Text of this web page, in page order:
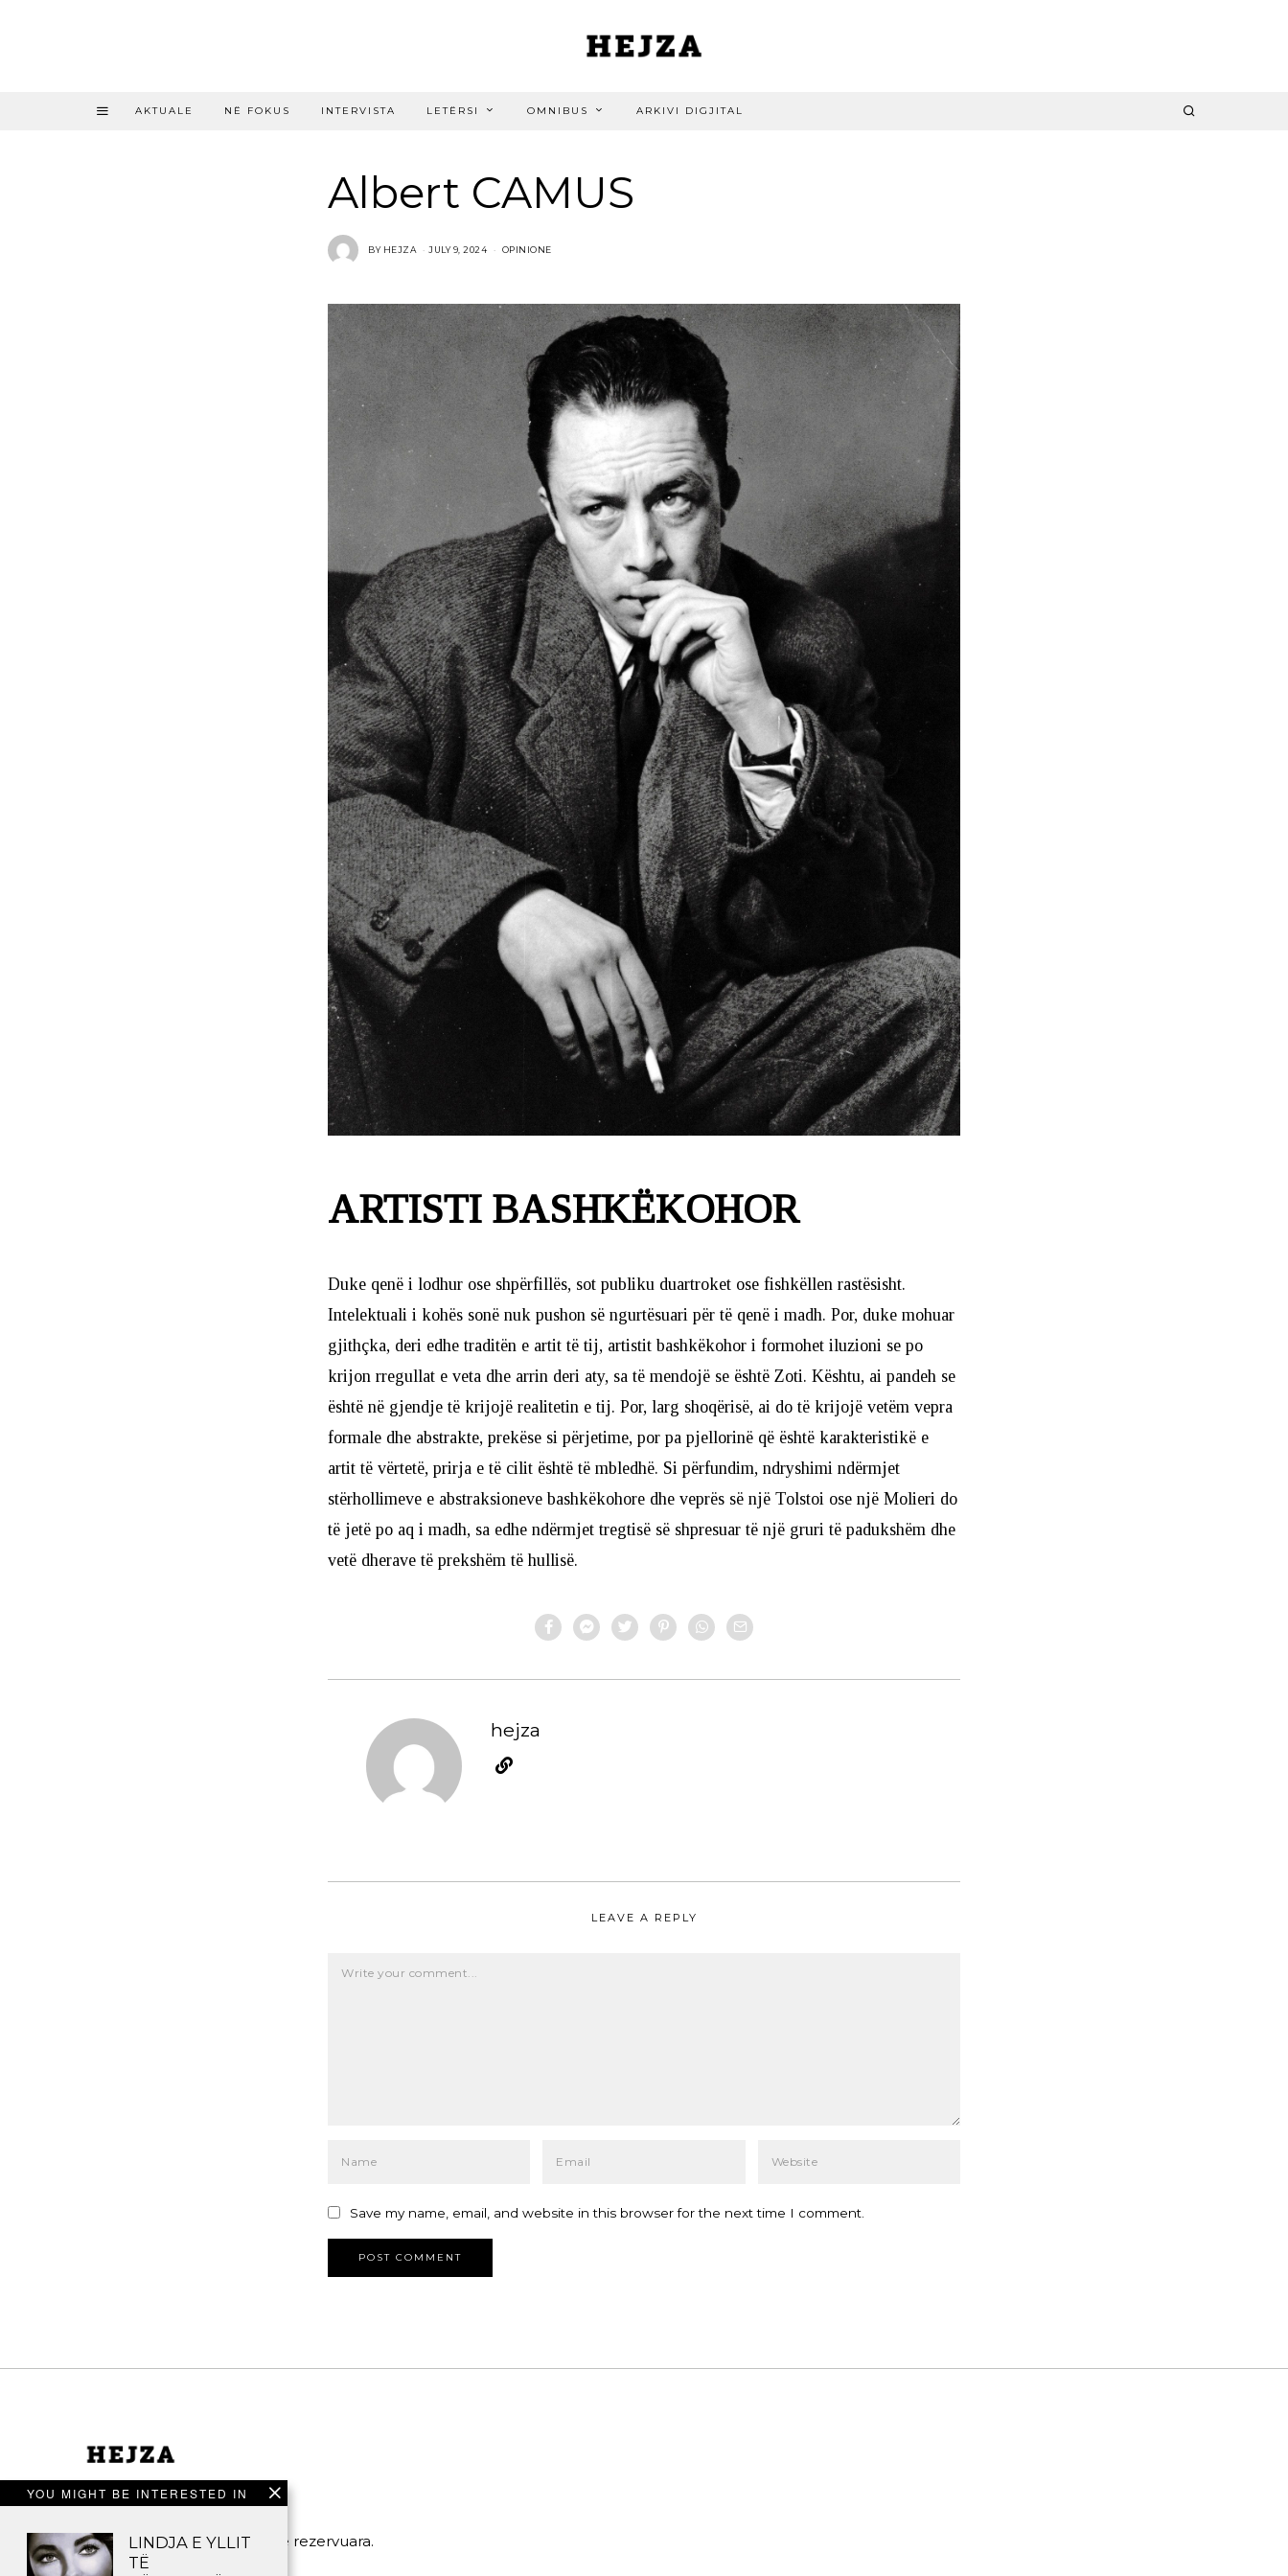
AKTUALE NË FOKUS INTERVISTA LETËRSI OMNIBUS ARKIVI DIGJITAL
Albert CAMUS
BY HEJZA JULY 9, 2024 OPINIONE
ARTISTI BASHKËKOHOR
Duke qenë i lodhur ose shpërfillës, sot publiku duartroket ose fishkëllen rastësisht.
Intelektuali i kohës sonë nuk pushon së ngurtësuari për të qenë i madh. Por, duke mohuar
gjithçka, deri edhe traditën e artit të tij, artistit bashkëkohor i formohet iluzioni se po
krijon rregullat e veta dhe arrin deri aty, sa të mendojë se është Zoti. Kështu, ai pandeh se
është në gjendje të krijojë realitetin e tij. Por, larg shoqërisë, ai do të krijojë vetëm vepra
formale dhe abstrakte, prekëse si përjetime, por pa pjellorinë që është karakteristikë e
artit të vërtetë, prirja e të cilit është të mbledhë. Si përfundim, ndryshimi ndërmjet
stërhollimeve e abstraksioneve bashkëkohore dhe veprës së një Tolstoi ose një Molieri do
të jetë po aq i madh, sa edhe ndërmjet tregtisë së shpresuar të një gruri të padukshëm dhe
vetë dherave të prekshëm të hullisë.
hejza
LEAVE A REPLY
Save my name, email, and website in this browser for the next time I comment.
YOU MIGHT BE INTERESTED IN
LINDJA E YLLIT
TË
©2023 - Të gjitha të drejtat e rezervuara.
HEJZA